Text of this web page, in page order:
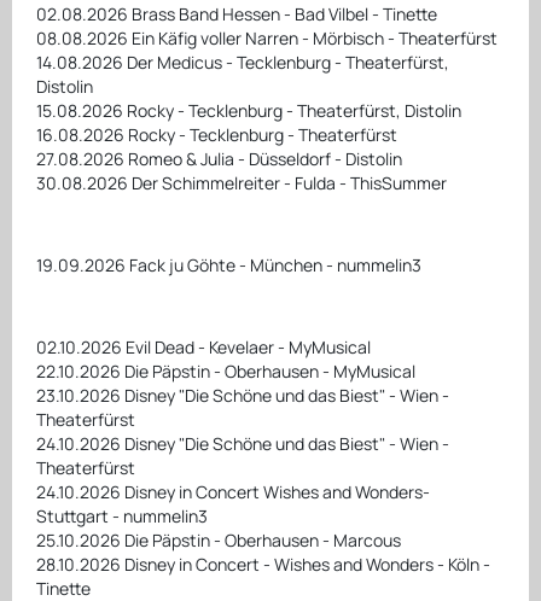
02.08.2026 Brass Band Hessen - Bad Vilbel - Tinette
08.08.2026 Ein Käfig voller Narren - Mörbisch - Theaterfürst
14.08.2026 Der Medicus - Tecklenburg - Theaterfürst,
Distolin
15.08.2026 Rocky - Tecklenburg - Theaterfürst, Distolin
16.08.2026 Rocky - Tecklenburg - Theaterfürst
27.08.2026 Romeo & Julia - Düsseldorf - Distolin
30.08.2026 Der Schimmelreiter - Fulda - ThisSummer
19.09.2026 Fack ju Göhte - München - nummelin3
02.10.2026 Evil Dead - Kevelaer - MyMusical
22.10.2026 Die Päpstin - Oberhausen - MyMusical
23.10.2026 Disney "Die Schöne und das Biest" - Wien -
Theaterfürst
24.10.2026 Disney "Die Schöne und das Biest" - Wien -
Theaterfürst
24.10.2026 Disney in Concert Wishes and Wonders-
Stuttgart - nummelin3
25.10.2026 Die Päpstin - Oberhausen - Marcous
28.10.2026 Disney in Concert - Wishes and Wonders - Köln -
Tinette